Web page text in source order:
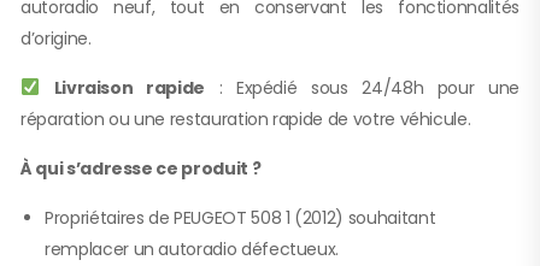
autoradio neuf, tout en conservant les fonctionnalités
d’origine.
Livraison rapide : Expédié sous 24/48h pour une
réparation ou une restauration rapide de votre véhicule.
À qui s’adresse ce produit ?
Propriétaires de PEUGEOT 508 1 (2012) souhaitant
remplacer un autoradio défectueux.